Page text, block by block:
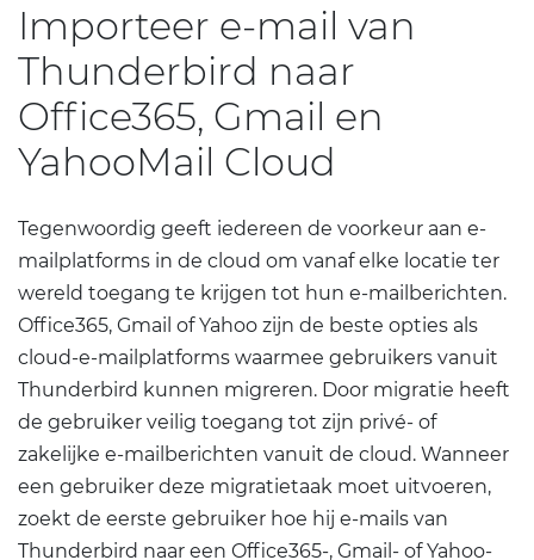
Importeer e-mail van
Thunderbird naar
Office365, Gmail en
YahooMail Cloud
Tegenwoordig geeft iedereen de voorkeur aan e-
mailplatforms in de cloud om vanaf elke locatie ter
wereld toegang te krijgen tot hun e-mailberichten.
Office365, Gmail of Yahoo zijn de beste opties als
cloud-e-mailplatforms waarmee gebruikers vanuit
Thunderbird kunnen migreren. Door migratie heeft
de gebruiker veilig toegang tot zijn privé- of
zakelijke e-mailberichten vanuit de cloud. Wanneer
een gebruiker deze migratietaak moet uitvoeren,
zoekt de eerste gebruiker hoe hij e-mails van
Thunderbird naar een Office365-, Gmail- of Yahoo-